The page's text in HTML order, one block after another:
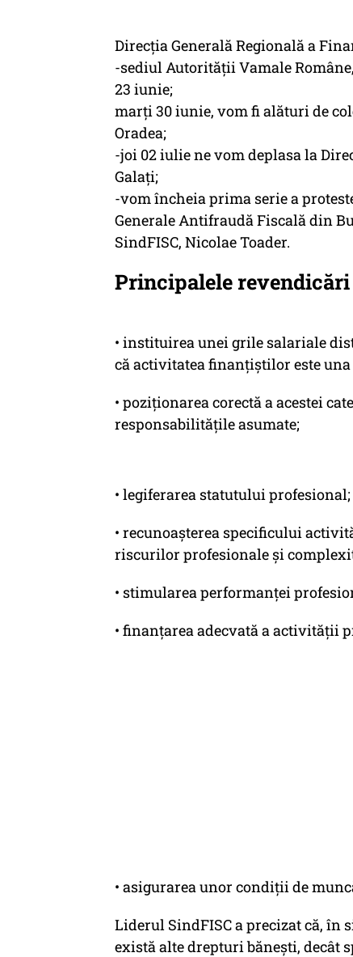
Direcția Generală Regională a
-sediul Autorității Vamale
23 iunie;
marți 30 iunie, vom fi alături de
Oradea;
-joi 02 iulie ne vom deplasa la
Galați;
-vom încheia prima serie a
Generale Antifraudă Fiscală din
SindFISC, Nicolae Toader.
Principalele
• instituirea unei grile salariale
că activitatea finanțiștilor este
• poziționarea corectă a acestei
responsabilitățile asumate;
• legiferarea statutului profesional;
• recunoașterea specificului
riscurilor profesionale și
• stimularea performanței
• finanțarea adecvată a activității
• asigurarea unor condiții de
Liderul SindFISC a precizat că,
există alte drepturi bănești, decât